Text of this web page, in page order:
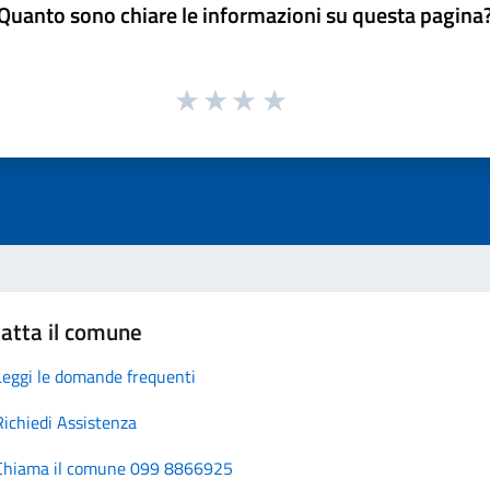
sono chiare le informazioni su questa
il comune
le domande frequenti
Assistenza
il comune 099 8866925